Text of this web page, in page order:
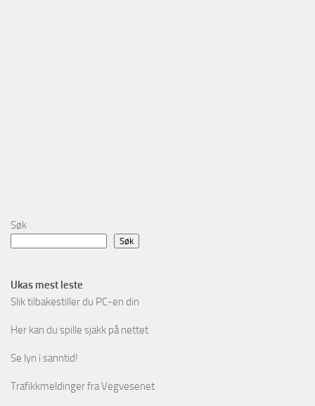
Søk
Søk
Ukas mest leste
Slik tilbakestiller du PC-en din
Her kan du spille sjakk på nettet
Se lyn i sanntid!
Trafikkmeldinger fra Vegvesenet